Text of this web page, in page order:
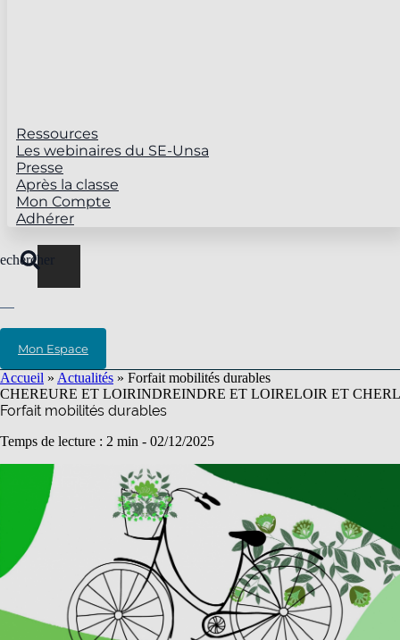
Ressources
Les webinaires du SE-Unsa
Presse
Après la classe
Mon Compte
Adhérer
Mon Espace
Accueil » Actualités » Forfait mobilités durables
CHEREURE ET LOIRINDREINDRE ET LOIRELOIR ET CHER
Forfait mobilités durables
Temps de lecture : 2 min - 02/12/2025